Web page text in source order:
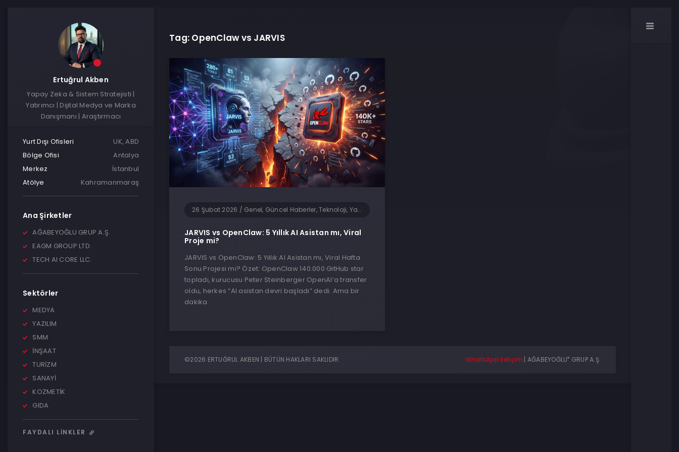
Ertuğrul Akben
Yapay Zeka & Sistem Stratejisti |
Yatırımcı | Dijital Medya ve Marka
Danışmanı | Araştırmacı
Yurt Dışı Ofisleri
UK, ABD
Bölge Ofisi
Antalya
Merkez
İstanbul
Atölye
Kahramanmaraş
Ana Şirketler
AĞABEYOĞLU GRUP A.Ş.
EAGM GROUP LTD.
TECH AI CORE LLC.
Sektörler
MEDYA
YAZILIM
SMM
İNŞAAT
TURİZM
SANAYİ
KOZMETİK
GIDA
FAYDALI LINKLER
Tag: OpenClaw vs JARVIS
26 Şubat 2026 / Genel, Güncel Haberler, Teknoloji, Yapay Zeka, Yazılım
JARVIS vs OpenClaw: 5 Yıllık AI Asistan mı, Viral
Proje mi?
JARVIS vs OpenClaw: 5 Yıllık AI Asistan mı, Viral Hafta
Sonu Projesi mi? Özet: OpenClaw 140.000 GitHub star
topladı, kurucusu Peter Steinberger OpenAI’a transfer
oldu, herkes “AI asistan devri başladı” dedi. Ama bir
dakika
©2026 ERTUĞRUL AKBEN | BÜTÜN HAKLARI SAKLIDIR. WhatsApp İletişim | AĞABEYOĞLU® GRUP A.Ş.